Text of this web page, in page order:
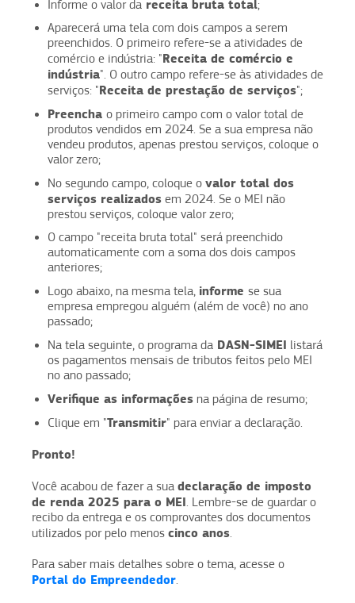
Informe o valor da receita bruta total;
Aparecerá uma tela com dois campos a serem
preenchidos. O primeiro refere-se a atividades de
comércio e indústria: "Receita de comércio e
indústria". O outro campo refere-se às atividades de
serviços: "Receita de prestação de serviços";
Preencha o primeiro campo com o valor total de
produtos vendidos em 2024. Se a sua empresa não
vendeu produtos, apenas prestou serviços, coloque o
valor zero;
No segundo campo, coloque o valor total dos
serviços realizados em 2024. Se o MEI não
prestou serviços, coloque valor zero;
O campo "receita bruta total" será preenchido
automaticamente com a soma dos dois campos
anteriores;
Logo abaixo, na mesma tela, informe se sua
empresa empregou alguém (além de você) no ano
passado;
Na tela seguinte, o programa da DASN-SIMEI listará
os pagamentos mensais de tributos feitos pelo MEI
no ano passado;
Verifique as informações na página de resumo;
Clique em "Transmitir" para enviar a declaração.
Pronto!
Você acabou de fazer a sua declaração de imposto
de renda 2025 para o MEI. Lembre-se de guardar o
recibo da entrega e os comprovantes dos documentos
utilizados por pelo menos cinco anos.
Para saber mais detalhes sobre o tema, acesse o
Portal do Empreendedor.